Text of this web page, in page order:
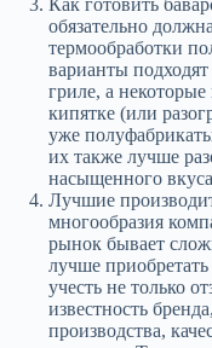
Как готовить
обязательно
термообработки
варианты
гриле, а
кипятке (или
уже
их также лучше
насыщенного
Лучшие
многообразия
рынок бывает
лучше
учесть не только
известность
производства,